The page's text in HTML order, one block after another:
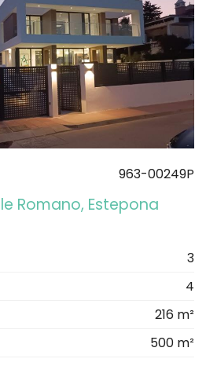
963-00249P
Romano, Estepona
3
4
216 m²
500 m²